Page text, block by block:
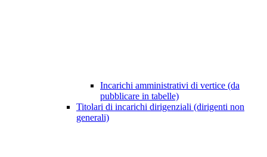
Incarichi amministrativi di vertice (da
pubblicare in tabelle)
Titolari di incarichi dirigenziali (dirigenti non
generali)